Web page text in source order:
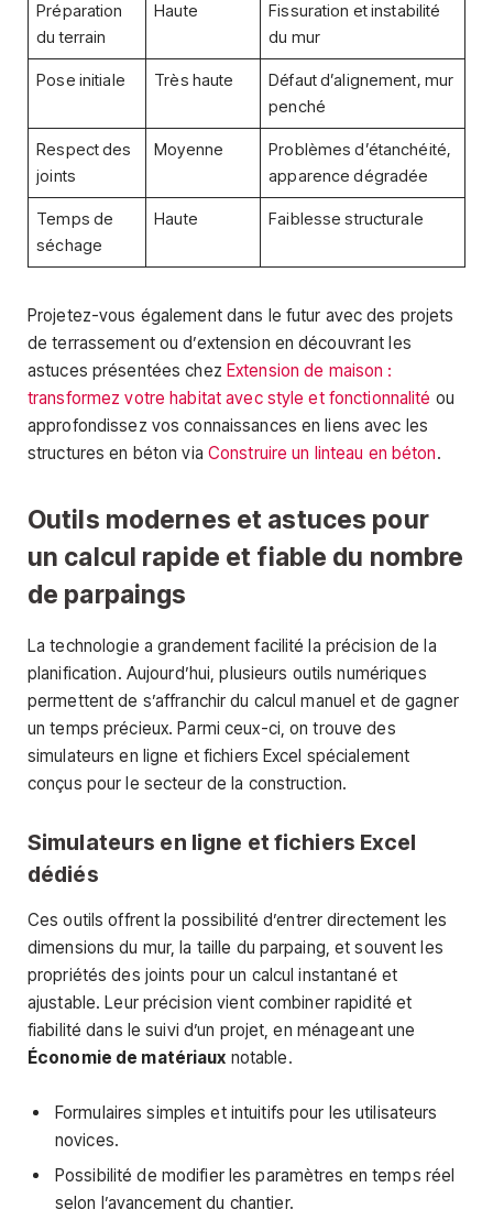
Préparation
du terrain
Haute
Fissuration et instabilité
du mur
Pose initiale Très haute
Défaut d’alignement, mur
penché
Respect des
joints
Moyenne
Problèmes d’étanchéité,
apparence dégradée
Temps de
séchage
Haute Faiblesse structurale
Projetez-vous également dans le futur avec des projets
de terrassement ou d’extension en découvrant les
astuces présentées chez Extension de maison :
transformez votre habitat avec style et fonctionnalité ou
approfondissez vos connaissances en liens avec les
structures en béton via Construire un linteau en béton.
Outils modernes et astuces pour
un calcul rapide et fiable du nombre
de parpaings
La technologie a grandement facilité la précision de la
planification. Aujourd’hui, plusieurs outils numériques
permettent de s’affranchir du calcul manuel et de gagner
un temps précieux. Parmi ceux-ci, on trouve des
simulateurs en ligne et fichiers Excel spécialement
conçus pour le secteur de la construction.
Simulateurs en ligne et fichiers Excel
dédiés
Ces outils offrent la possibilité d’entrer directement les
dimensions du mur, la taille du parpaing, et souvent les
propriétés des joints pour un calcul instantané et
ajustable. Leur précision vient combiner rapidité et
fiabilité dans le suivi d’un projet, en ménageant une
Économie de matériaux notable.
Formulaires simples et intuitifs pour les utilisateurs
novices.
Possibilité de modifier les paramètres en temps réel
selon l’avancement du chantier.